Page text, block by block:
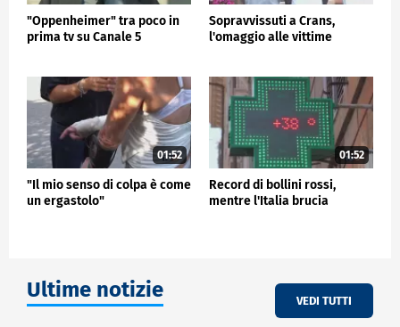
"Oppenheimer" tra poco in
prima tv su Canale 5
Sopravvissuti a Crans,
l'omaggio alle vittime
01:52
"Il mio senso di colpa è come
un ergastolo"
01:52
Record di bollini rossi,
mentre l'Italia brucia
Ultime notizie VEDI TUTTI